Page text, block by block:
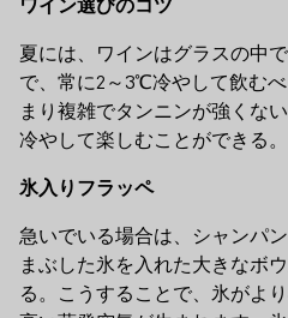
夏には、ワインはグラスの中
で、常に2～3℃冷やして飲む
まり複雑でタンニンが強くな
冷やして楽しむことができる。
氷入りフラッペ
急いでいる場合は、シャンパ
まぶした氷を入れた大きなボ
る。こうすることで、氷がよ